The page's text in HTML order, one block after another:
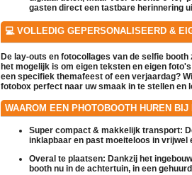
gasten direct een tastbare herinnering
💻 VOLLEDIG GEPERSONALISEERD &
De lay-outs en fotocollages van de selfie booth
het mogelijk is om eigen teksten en eigen
een specifiek themafeest of een verjaardag?
fotobox perfect naar uw smaak in te stellen en
WAAROM EEN PHOTOBOOTH HUREN
Super compact & makkelijk transport:
inklapbaar en past moeiteloos in vrijwel
Overal te plaatsen: Dankzij het
booth nu in de achtertuin, in een